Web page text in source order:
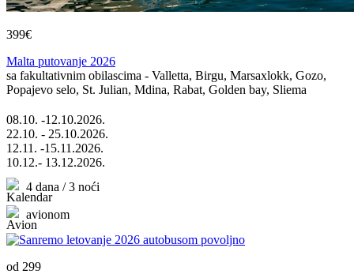
399€
Malta putovanje 2026
sa fakultativnim obilascima - Valletta, Birgu, Marsaxlokk, Gozo,
Popajevo selo, St. Julian, Mdina, Rabat, Golden bay, Sliema
08.10. -12.10.2026.
22.10. - 25.10.2026.
12.11. -15.11.2026.
10.12.- 13.12.2026.
4 dana / 3 noći
avionom
od 299